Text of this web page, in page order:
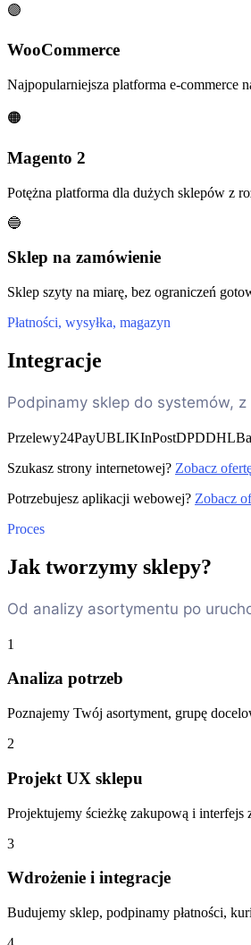
🟣
WooCommerce
Najpopularniejsza platforma e-commerce
🟠
Magento 2
Potężna platforma dla dużych sklepów z
🔵
Sklep na zamówienie
Sklep szyty na miarę, bez ograniczeń
Płatności, wysyłka, magazyn
Integracje
Podpinamy sklep do systemów,
Przelewy24PayUBLIKInPostDPDDHL
Szukasz strony internetowej? Zobacz
Potrzebujesz aplikacji webowej? Zobacz
Proces
Jak tworzymy sklepy?
Od analizy asortymentu po
1
Analiza potrzeb
Poznajemy Twój asortyment, grupę
2
Projekt UX sklepu
Projektujemy ścieżkę zakupową i
3
Wdrożenie i integracje
Budujemy sklep, podpinamy płatności,